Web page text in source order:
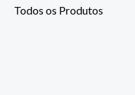
Todos os Produtos